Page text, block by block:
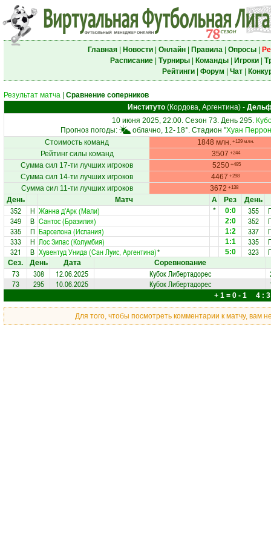
Главная| Новости| Онлайн| Правила| Опросы|
Расписание| Турниры| Команды| Игроки|
Рейтинги| Форум Чат|
Результат матча
Сравнение соперников
Институто(Кордова, Аргентина)-
10 июня 2025, 22:00. Сезон 73. День 295.
Прогноз погоды:
облачно, 12- 18°. Стадион "Хуан
Стоимость команд
1848 млн. +129 млн.
Рейтинг силы команд 3507 +244
Сумма сил 17-ти лучших игроков 5250 +495
Сумма сил 14-ти лучших игроков 4467 +298
Сумма сил 11-ти лучших игроков 3672 +138
День Матч А Рез
352 Н Жанна д'Арк (Мали) * 0:0
349 В Сантос (Бразилия) 2:0
335 П Барселона (Испания) 1:2
333 Н Лос Зипас (Колумбия) 1:1
321 В Хувентуд Унида (Сан Луис, Аргентина)* 5:0
День
355
352
337
335
323
Сез. День Дата Соревнование
73 308 12.06.2025 Кубок Либертадорес
73
295 10.06.2025 Кубок Либертадорес
+ 1 = 0 - 1 4 : 3
Для того, чтобы посмотреть комментарии к матчу, вам